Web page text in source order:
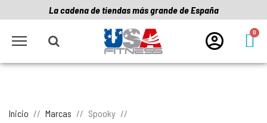
La cadena de tiendas más grande de España
Inicio Marcas Spooky